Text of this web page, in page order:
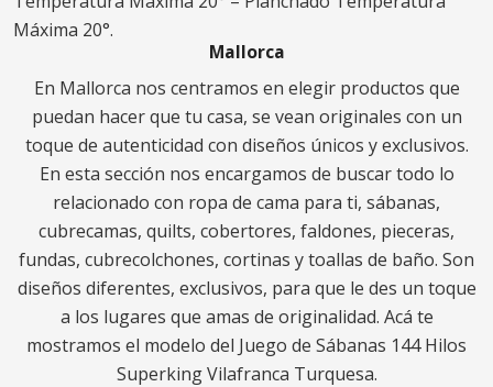
Máxima 20°.
Mallorca
En Mallorca nos centramos en elegir productos que
puedan hacer que tu casa, se vean originales con un
toque de autenticidad con diseños únicos y exclusivos.
En esta sección nos encargamos de buscar todo lo
relacionado con ropa de cama para ti, sábanas,
cubrecamas, quilts, cobertores, faldones, pieceras,
fundas, cubrecolchones, cortinas y toallas de baño. Son
diseños diferentes, exclusivos, para que le des un toque
a los lugares que amas de originalidad. Acá te
mostramos el modelo del Juego de Sábanas 144 Hilos
Superking Vilafranca Turquesa.